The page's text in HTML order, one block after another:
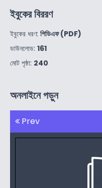
ইবুকের বিররণ
ইবুকের ধরণ: পিডিএফ (PDF)
ডাউনলোড: 161
মোট পৃষ্ঠা: 240
অনলাইনে পড়ুন
Prev